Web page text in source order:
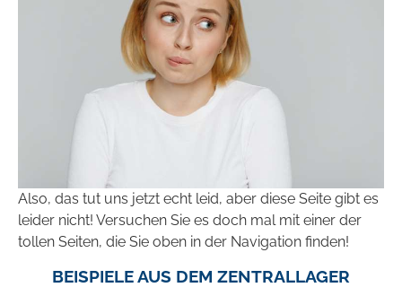
Also, das tut uns jetzt echt leid, aber diese Seite gibt es
leider nicht! Versuchen Sie es doch mal mit einer der
tollen Seiten, die Sie oben in der Navigation finden!
BEISPIELE AUS DEM ZENTRALLAGER